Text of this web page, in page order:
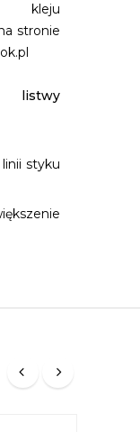
kleju
stronie
listwy
styku